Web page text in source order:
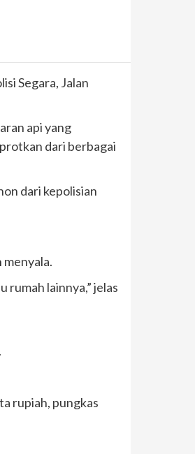
Segara, Jalan
api yang
dari berbagai
dari kepolisian
rumah lainnya,” jelas
rupiah, pungkas